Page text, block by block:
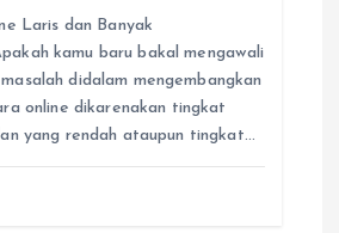
Laris dan Banyak
kamu baru bakal mengawali
didalam mengembangkan
online dikarenakan tingkat
yang rendah ataupun tingkat…